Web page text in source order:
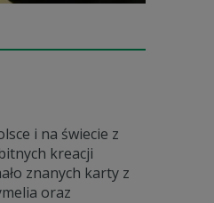
i na świecie z
kreacji
znanych karty z
oraz